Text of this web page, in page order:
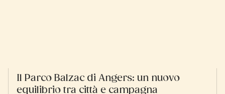
Il Parco Balzac di Angers: un nuovo
equilibrio tra città e campagna